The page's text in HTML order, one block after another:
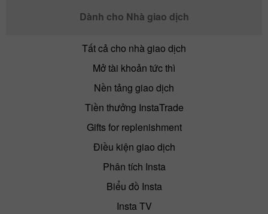
Dành cho Nhà giao dịch
Tất cả cho nhà giao dịch
Mở tài khoản tức thì
Nền tảng giao dịch
Tiền thưởng InstaTrade
Gifts for replenishment
Điều kiện giao dịch
Phân tích Insta
Biểu đồ Insta
Insta TV